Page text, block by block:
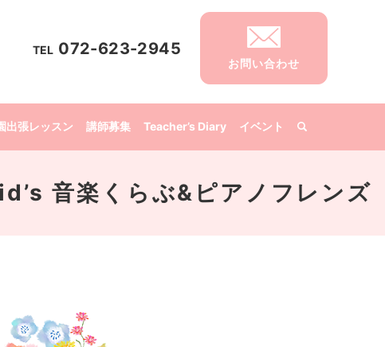
出張レッスン 講師募集 Teacher’s Diary イベント
TEL 072-623-2945
お問い合わせ
音楽くらぶ&ピアノフレンズ